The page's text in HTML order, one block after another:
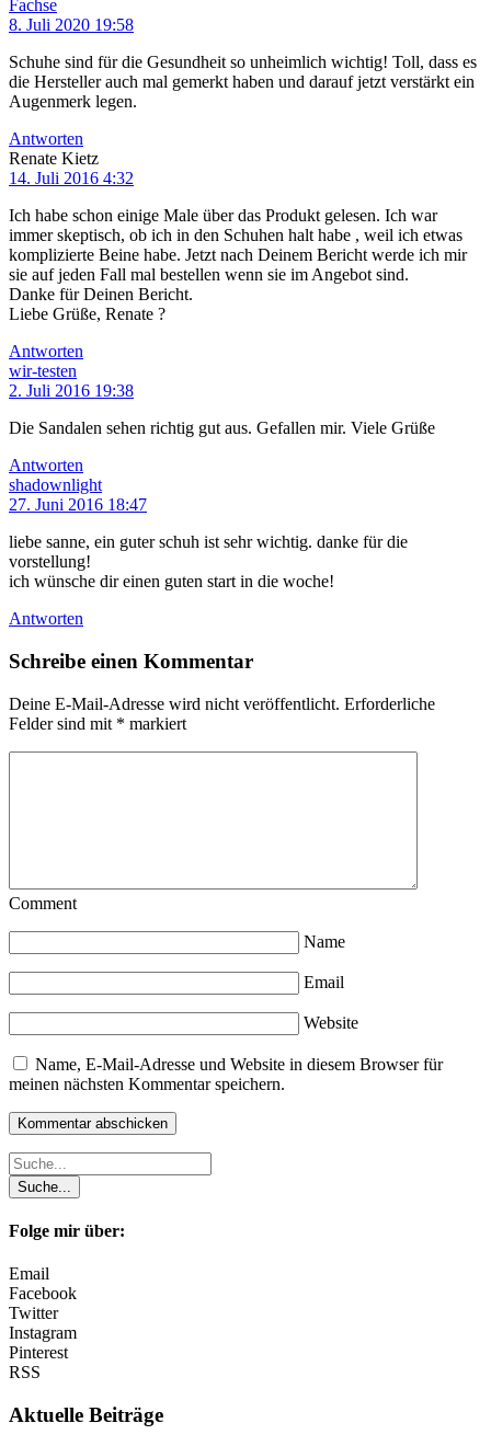
Fachse
8. Juli 2020 19:58
Schuhe sind für die Gesundheit so unheimlich wichtig! Toll, dass es
die Hersteller auch mal gemerkt haben und darauf jetzt verstärkt ein
Augenmerk legen.
Antworten
Renate Kietz
14. Juli 2016 4:32
Ich habe schon einige Male über das Produkt gelesen. Ich war
immer skeptisch, ob ich in den Schuhen halt habe , weil ich etwas
komplizierte Beine habe. Jetzt nach Deinem Bericht werde ich mir
sie auf jeden Fall mal bestellen wenn sie im Angebot sind.
Danke für Deinen Bericht.
Liebe Grüße, Renate ?
Antworten
wir-testen
2. Juli 2016 19:38
Die Sandalen sehen richtig gut aus. Gefallen mir. Viele Grüße
Antworten
shadownlight
27. Juni 2016 18:47
liebe sanne, ein guter schuh ist sehr wichtig. danke für die
vorstellung!
ich wünsche dir einen guten start in die woche!
Antworten
Schreibe einen Kommentar
Deine E-Mail-Adresse wird nicht veröffentlicht. Erforderliche
Felder sind mit * markiert
Comment
Name
Email
Website
Name, E-Mail-Adresse und Website in diesem Browser für
meinen nächsten Kommentar speichern.
Folge mir über:
Email
Facebook
Twitter
Instagram
Pinterest
RSS
Aktuelle Beiträge